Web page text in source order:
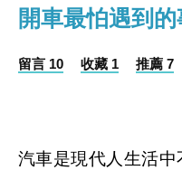
開車最怕遇到的
留言 10 收藏 1 推薦 7
汽車是現代人生活